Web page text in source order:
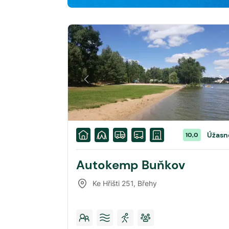
10,0
Autokemp Buňkov
Ke Hřišti 251, Břehy